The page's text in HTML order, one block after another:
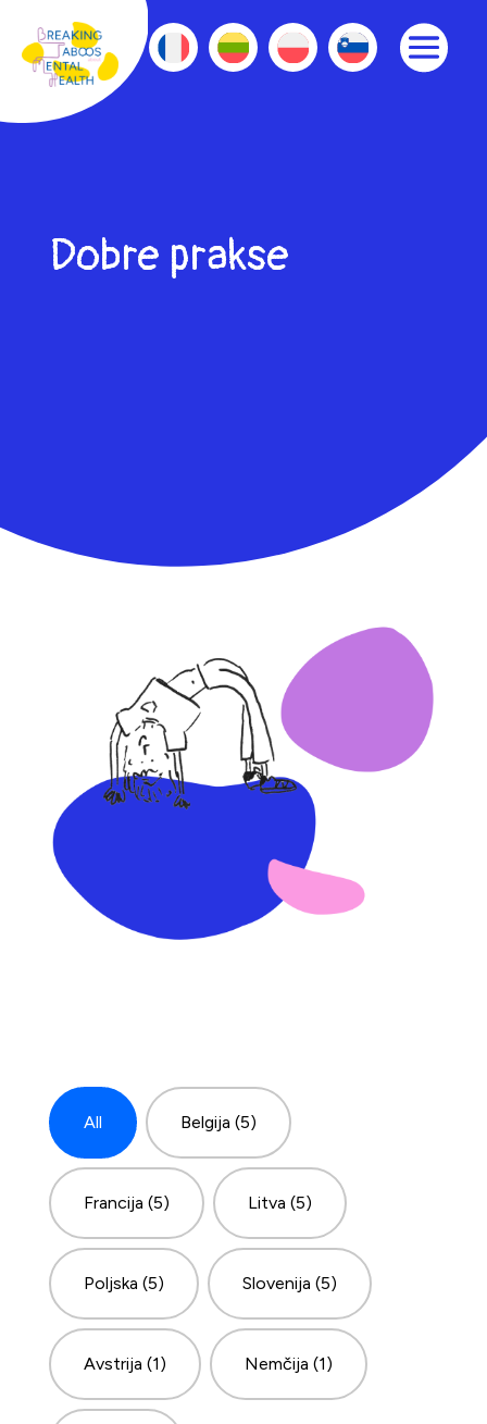
Dobre prakse
Countries
All Belgija (5)
Francija (5) Litva (5)
Poljska (5) Slovenija (5)
Avstrija (1) Nemčija (1)